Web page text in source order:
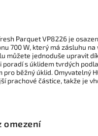
Parquet VP8226 je
700 W, který má zásluhu
můžete jednoduše upravit
s úklidem tvrdých
běžný úklid. Omyvatelný
prachové částice, takže je
omezení